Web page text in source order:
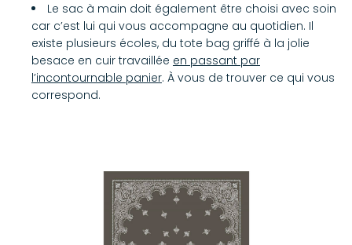
Le sac à main doit également être choisi avec soin
car c’est lui qui vous accompagne au quotidien. Il
existe plusieurs écoles, du tote bag griffé à la jolie
besace en cuir travaillée en passant par
l’incontournable panier. À vous de trouver ce qui vous
correspond.